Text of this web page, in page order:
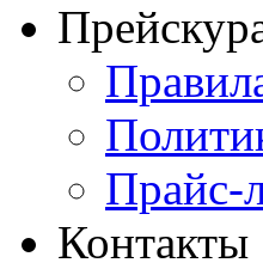
Прайс-
Контакты